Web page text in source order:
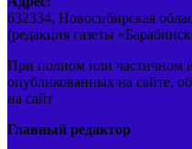
632334, Новосибирская
(редакция газеты
При полном или частичном
опубликованных на сайте,
на сайт
Главный редактор